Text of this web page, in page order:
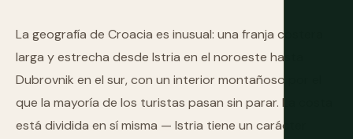
La geografía de Croacia es inusual: una franja costera
larga y estrecha desde Istria en el noroeste hasta
Dubrovnik en el sur, con un interior montañoso por el
que la mayoría de los turistas pasan sin parar. La costa
está dividida en sí misma — Istria tiene un carácter